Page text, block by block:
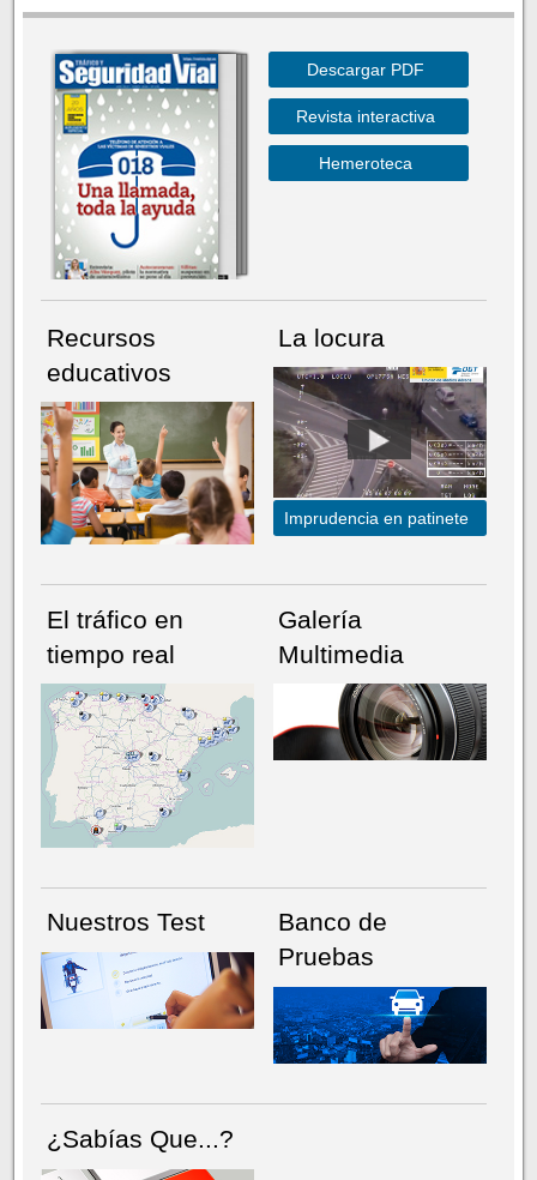
NÚMERO ACTUALHEMEROTECA
Descargar PDF
Revista interactiva
Hemeroteca
Recursos
educativos
La locura
Imprudencia en patinete
El tráfico en
tiempo real
Galería
Multimedia
Nuestros Test
Banco de
Pruebas
¿Sabías Que...?